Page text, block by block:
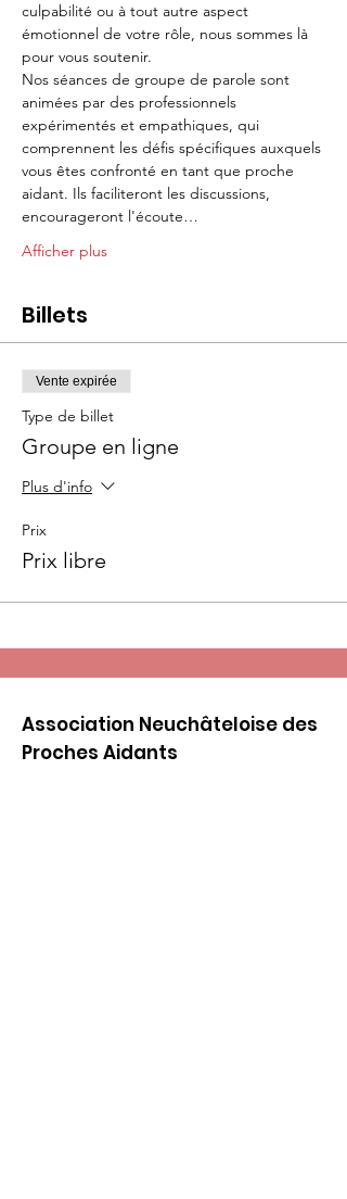
culpabilité ou à tout autre aspect
émotionnel de votre rôle, nous sommes là
pour vous soutenir.
Nos séances de groupe de parole sont
animées par des professionnels
expérimentés et empathiques, qui
comprennent les défis spécifiques auxquels
vous êtes confronté en tant que proche
aidant. Ils faciliteront les discussions,
encourageront l'écoute…
Afficher plus
Billets
Vente expirée
Type de billet
Groupe en ligne
Plus d'info
Prix
Prix libre
Association Neuchâteloise des
Proches Aidants